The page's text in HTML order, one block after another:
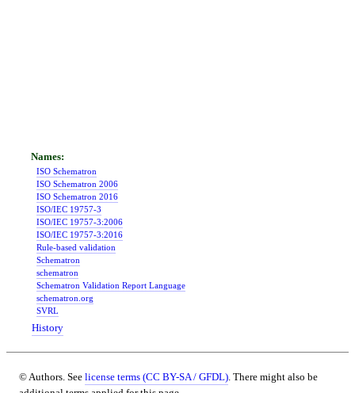
ISO Schematron
ISO Schematron 2006
ISO Schematron 2016
ISO/IEC 19757-3
ISO/IEC 19757-3:2006
ISO/IEC 19757-3:2016
Rule-based validation
Schematron
schematron
Schematron Validation Report Language
schematron.org
SVRL
History
© Authors. See license terms (CC BY-SA / GFDL). There might also be